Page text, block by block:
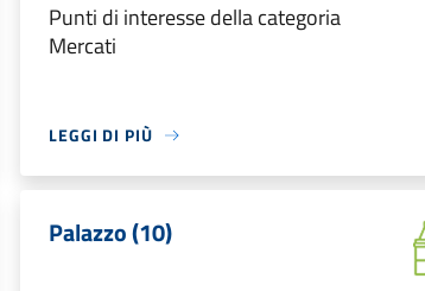
Punti di interesse della categoria
Mercati
LEGGI DI PIÙ
Palazzo (10)